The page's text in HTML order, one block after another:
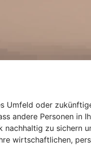
Umfeld oder
andere Personen in
nachhaltig zu sichern
wirtschaftlichen,